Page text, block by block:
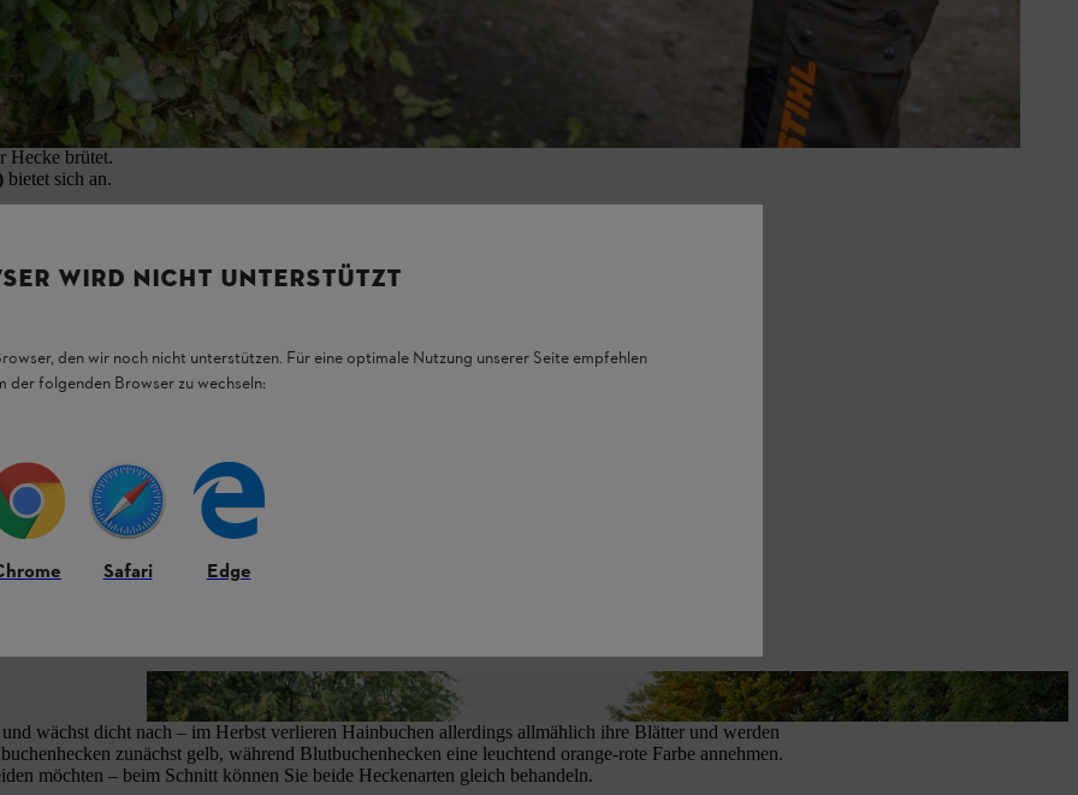
Hecken dürfen Sie nicht jederzeit schneiden.
untersagt ist,
– diese
immer
Hecke brütet.
bietet sich an.
wächst dicht nach – im Herbst verlieren Hainbuchen allerdings allmählich ihre Blätter und werden
zunächst gelb, während Blutbuchenhecken eine leuchtend orange-rote Farbe annehmen.
möchten – beim Schnitt können Sie beide Heckenarten gleich behandeln.
WIRD NICHT UNTERSTÜTZT
den wir noch nicht unterstützen. Für eine optimale Nutzung unserer Seite empfehlen
der folgenden Browser zu wechseln:
Safari Edge